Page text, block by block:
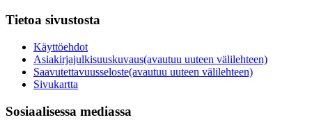
Tietoa sivustosta
Käyttöehdot
Asiakirjajulkisuuskuvaus(avautuu uuteen välilehteen)
Saavutettavuusseloste(avautuu uuteen välilehteen)
Sivukartta
Sosiaalisessa mediassa